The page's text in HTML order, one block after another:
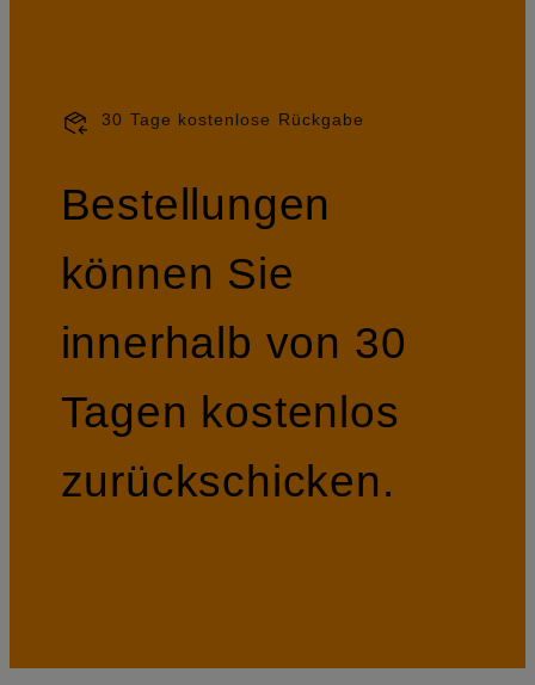
30 Tage kostenlose Rückgabe
Bestellungen
können Sie
innerhalb von 30
Tagen kostenlos
zurückschicken.